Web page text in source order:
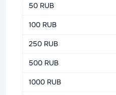
50 RUB
100 RUB
250 RUB
500 RUB
1000 RUB